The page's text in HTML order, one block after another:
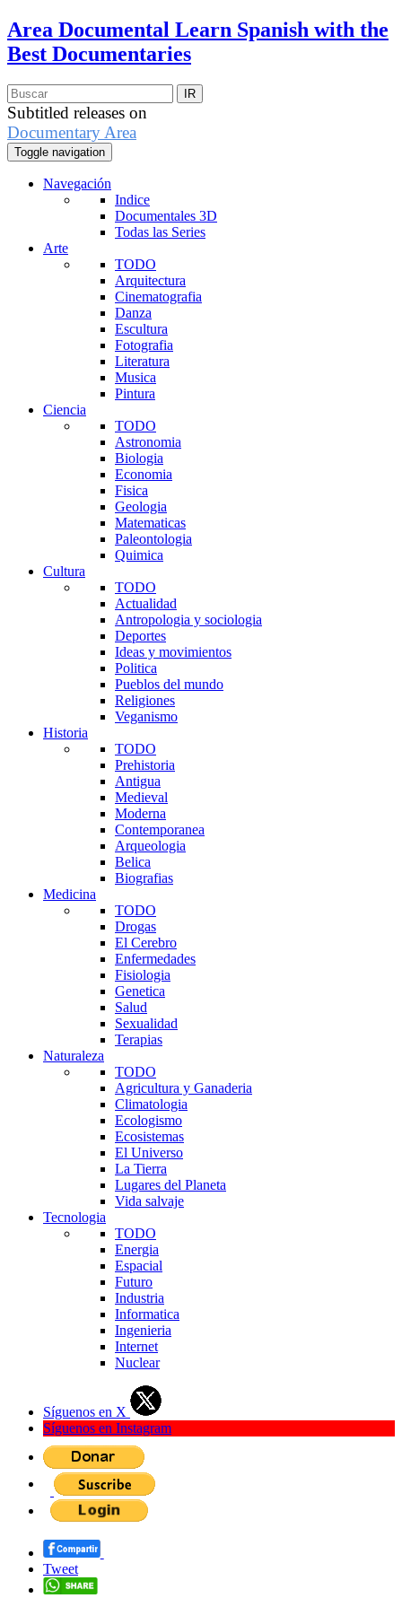
Area Documental Learn Spanish with the
Best Documentaries
Subtitled releases on
Documentary Area
Toggle navigation
Navegación
Indice
Documentales 3D
Todas las Series
Arte
TODO
Arquitectura
Cinematografia
Danza
Escultura
Fotografia
Literatura
Musica
Pintura
Ciencia
TODO
Astronomia
Biologia
Economia
Fisica
Geologia
Matematicas
Paleontologia
Quimica
Cultura
TODO
Actualidad
Antropologia y sociologia
Deportes
Ideas y movimientos
Politica
Pueblos del mundo
Religiones
Veganismo
Historia
TODO
Prehistoria
Antigua
Medieval
Moderna
Contemporanea
Arqueologia
Belica
Biografias
Medicina
TODO
Drogas
El Cerebro
Enfermedades
Fisiologia
Genetica
Salud
Sexualidad
Terapias
Naturaleza
TODO
Agricultura y Ganaderia
Climatologia
Ecologismo
Ecosistemas
El Universo
La Tierra
Lugares del Planeta
Vida salvaje
Tecnologia
TODO
Energia
Espacial
Futuro
Industria
Informatica
Ingenieria
Internet
Nuclear
Síguenos en X
Síguenos en Instagram
Tweet